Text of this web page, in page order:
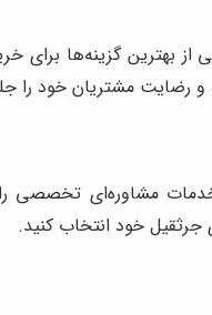
از بهترین گزینه‌ها
و رضایت مشتریان خود را
مشاوره‌ای تخصصی را
خود انتخاب کنید.